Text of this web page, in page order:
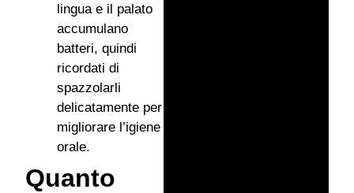
lingua e il palato
accumulano
batteri, quindi
ricordati di
spazzolarli
delicatamente per
migliorare l’igiene
orale.
Quanto